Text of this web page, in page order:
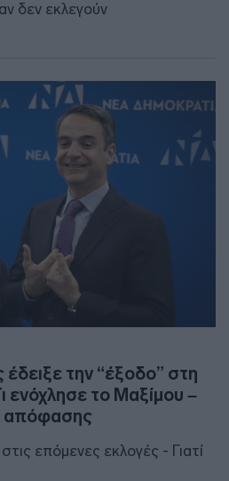
δεν εκλεγούν
έδειξε την “έξοδο” στη
ενόχλησε το Μαξίμου –
απόφασης
επόμενες εκλογές - Γιατί